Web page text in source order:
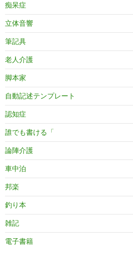
痴呆症
立体音響
筆記具
老人介護
脚本家
自動記述テンプレート
認知症
誰でも書ける「
論陣介護
車中泊
邦楽
釣り本
雑記
電子書籍